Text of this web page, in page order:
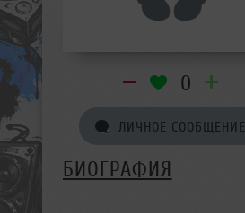
0
ЛИЧНОЕ СООБЩЕНИЕ
БИОГРАФИЯ